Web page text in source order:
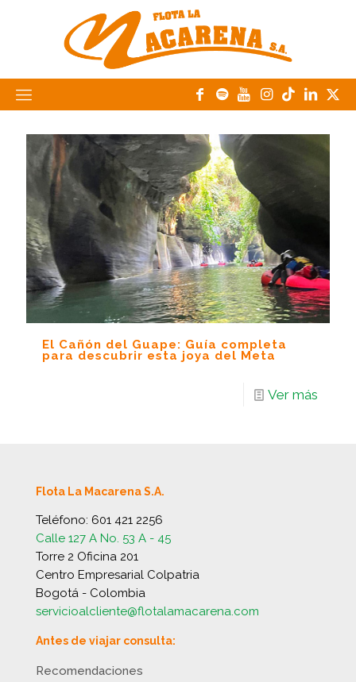
El Cañón del Guape: Guía completa
para descubrir esta joya del Meta
Ver más
Flota La Macarena S.A.
Teléfono: 601 421 2256
Calle 127 A No. 53 A - 45
Torre 2 Oficina 201
Centro Empresarial Colpatria
Bogotá - Colombia
servicioalcliente@flotalamacarena.com
Antes de viajar consulta:
Recomendaciones